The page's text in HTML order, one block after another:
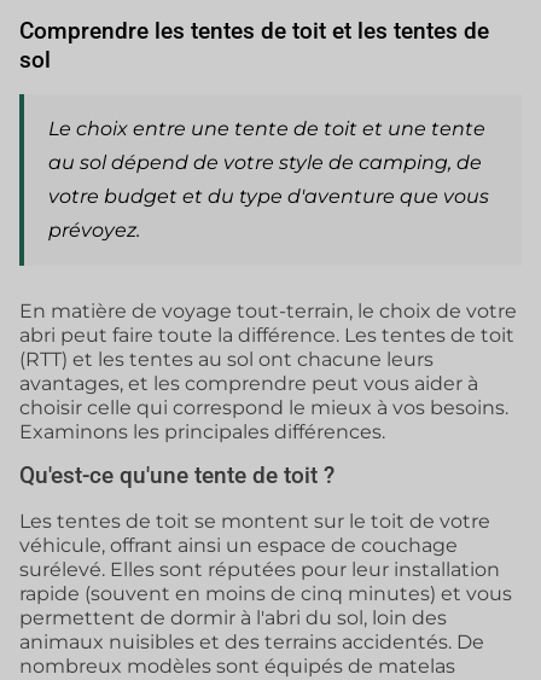
Comprendre les tentes de toit et les tentes de
sol
Le choix entre une tente de toit et une tente
au sol dépend de votre style de camping, de
votre budget et du type d'aventure que vous
prévoyez.
En matière de voyage tout-terrain, le choix de votre
abri peut faire toute la différence. Les tentes de toit
(RTT) et les tentes au sol ont chacune leurs
avantages, et les comprendre peut vous aider à
choisir celle qui correspond le mieux à vos besoins.
Examinons les principales différences.
Qu'est-ce qu'une tente de toit ?
Les tentes de toit se montent sur le toit de votre
véhicule, offrant ainsi un espace de couchage
surélevé. Elles sont réputées pour leur installation
rapide (souvent en moins de cinq minutes) et vous
permettent de dormir à l'abri du sol, loin des
animaux nuisibles et des terrains accidentés. De
nombreux modèles sont équipés de matelas